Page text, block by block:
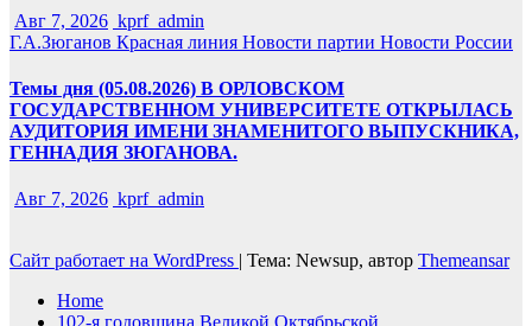
Авг 7, 2026 kprf_admin
Г.А.Зюганов Красная линия Новости партии Новости России
Темы дня (05.08.2026) В ОРЛОВСКОМ
ГОСУДАРСТВЕННОМ УНИВЕРСИТЕТЕ ОТКРЫЛАСЬ
АУДИТОРИЯ ИМЕНИ ЗНАМЕНИТОГО ВЫПУСКНИКА,
ГЕННАДИЯ ЗЮГАНОВА.
Авг 7, 2026 kprf_admin
Сайт работает на WordPress | Тема: Newsup, автор Themeansar
Home
102-я годовщина Великой Октябрьской